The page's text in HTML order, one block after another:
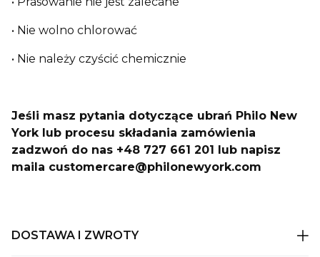
• Nie wolno chlorować
• Nie należy czyścić chemicznie
Jeśli masz pytania dotyczące ubrań Philo New
York lub procesu składania zamówienia
zadzwoń do nas +48 727 661 201 lub napisz
maila customercare@philonewyork.com
DOSTAWA I ZWROTY